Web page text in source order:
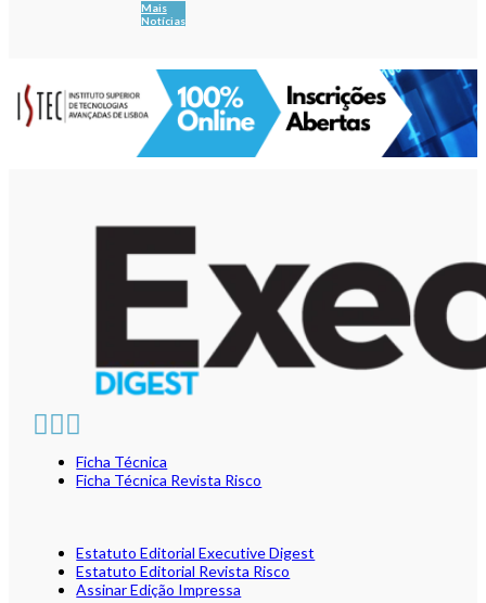
Mais
Notícias
Ficha Técnica
Ficha Técnica Revista Risco
Estatuto Editorial Executive Digest
Estatuto Editorial Revista Risco
Assinar Edição Impressa